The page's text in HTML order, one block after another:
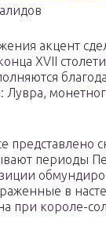
акцент
XVII
представлено
периоды
в
при короле-